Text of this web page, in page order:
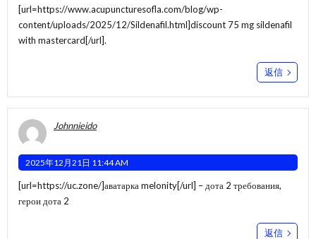
[url=https://www.acupuncturesofla.com/blog/wp-
content/uploads/2025/12/Sildenafil.html]discount 75 mg sildenafil
with mastercard[/url].
返信
Johnnieido
2025年12月21日 11:44 AM
[url=https://uc.zone/]аватарка melonity[/url] – дота 2 требования,
герои дота 2
返信